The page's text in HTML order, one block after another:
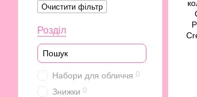
Очистити фільтр
Розділ
Набори для обличчя 0
Знижки 0